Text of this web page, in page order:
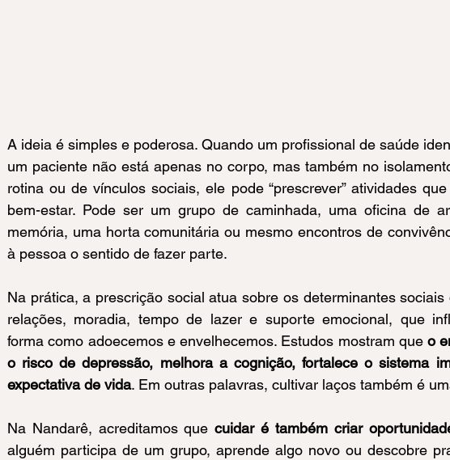
A ideia é simples e poderosa. Quando um profissional de saúde
um paciente não está apenas no corpo, mas também no
rotina ou de vínculos sociais, ele pode “prescrever” atividades
bem-estar. Pode ser um grupo de caminhada, uma oficina de
memória, uma horta comunitária ou mesmo encontros de
à pessoa o sentido de fazer parte.
Na prática, a prescrição social atua sobre os determinantes
relações, moradia, tempo de lazer e suporte emocional, que
forma como adoecemos e envelhecemos. Estudos mostram que o
o risco de depressão, melhora a cognição, fortalece o sistema
expectativa de vida. Em outras palavras, cultivar laços também é
Na Nandarê, acreditamos que cuidar é também criar
alguém participa de um grupo, aprende algo novo ou descobre